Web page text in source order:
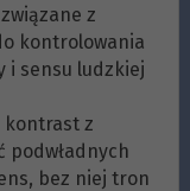
z
kontrolowania
i sensu ludzkiej
kontrast z
podwładnych
bez niej tron